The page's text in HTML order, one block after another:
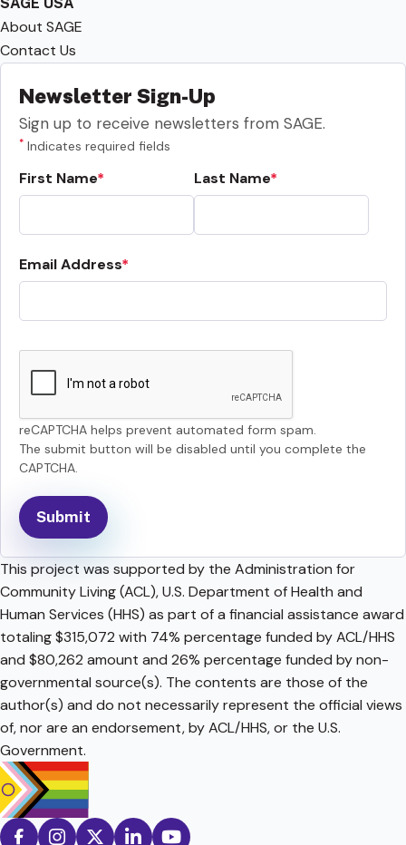
About SAGE
Contact Us
Newsletter Sign-Up
Sign up to receive newsletters from SAGE.
* Indicates required fields
First Name Last Name
Email Address
reCAPTCHA helps prevent automated form spam.
The submit button will be disabled until you complete the
CAPTCHA.
This project was supported by the Administration for
Community Living (ACL), U.S. Department of Health and
Human Services (HHS) as part of a financial assistance award
totaling $315,072 with 74% percentage funded by ACL/HHS
and $80,262 amount and 26% percentage funded by non-
governmental source(s). The contents are those of the
author(s) and do not necessarily represent the official views
of, nor are an endorsement, by ACL/HHS, or the U.S.
Government.